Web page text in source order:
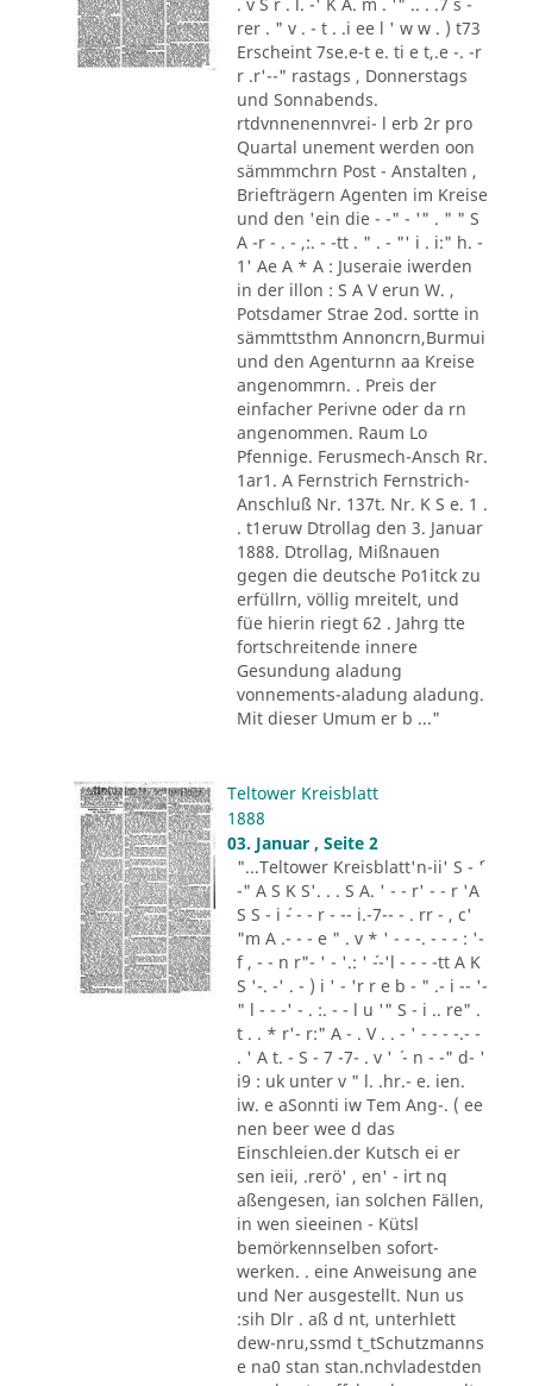
rer . " v . - t . .i ee l ' w w . ) t73
Erscheint 7se.e-t e. ti e t,.e -. -r
r .r'--" rastags , Donnerstags
und Sonnabends.
rtdvnnenennvrei- l erb 2r pro
Quartal unement werden oon
sämmmchrn Post - Anstalten ,
Briefträgern Agenten im Kreise
und den 'ein die - -" - '" . " " S
A -r - . - ,:. - -tt . " . - "' i . i:" h. -
1' Ae A * A : Juseraie iwerden
in der illon : S A V erun W. ,
Potsdamer Strae 2od. sortte in
sämmttsthm Annoncrn,Burmui
und den Agenturnn aa Kreise
angenommrn. . Preis der
einfacher Perivne oder da rn
angenommen. Raum Lo
Pfennige. Ferusmech-Ansch Rr.
1ar1. A Fernstrich Fernstrich-
Anschluß Nr. 137t. Nr. K S e. 1 .
. t1eruw Dtrollag den 3. Januar
1888. Dtrollag, Mißnauen
gegen die deutsche Po1itck zu
erfüllrn, völlig mreitelt, und
füe hierin riegt 62 . Jahrg tte
fortschreitende innere
Gesundung aladung
vonnements-aladung aladung.
Mit dieser Umum er b ..."
Teltower Kreisblatt
1888
03. Januar , Seite 2
"...Teltower Kreisblatt'n-ii' S - ´'
-" A S K S'. . . S A. ' - - r' - - r 'A
S S - i ´- - - r - -- i.-7-- - . rr - , c'
"m A .- - - e " . v * ' - - -. - - - : '-
f , - - n r"- ' - '.: ' ´--'l - - - -tt A K
S '-. -' . - ) i ' - 'r r e b - " .- i -- '-
" l - - -' - . :. - - l u '" S - i .. re" .
t . . * r'- r:" A - . V . . - ' - - - -.- -
. ' A t. - S - 7 -7- . v ' ´ - n - -" d- '
i9 : uk unter v " l. .hr.- e. ien.
iw. e aSonnti iw Tem Ang-. ( ee
nen beer wee d das
Einschleien.der Kutsch ei er
sen ieii, .rerö' , en' - irt nq
aßengesen, ian solchen Fällen,
in wen sieeinen - Kütsl
bemörkennselben sofort-
werken. . eine Anweisung ane
und Ner ausgestellt. Nun us
:sih Dlr . aß d nt, unterhlett
dew-nru,ssmd t_tSchutzmanns
e na0 stan stan.nchvladestden